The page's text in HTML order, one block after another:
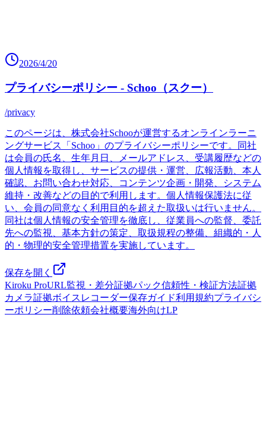
2026/4/20
プライバシーポリシー - Schoo（スクー）
/privacy
このページは、株式会社Schooが運営するオンラインラーニ
ングサービス「Schoo」のプライバシーポリシーです。同社
は会員の氏名、生年月日、メールアドレス、受講履歴などの
個人情報を取得し、サービスの提供・運営、広報活動、本人
確認、お問い合わせ対応、コンテンツ企画・開発、システム
維持・改善などの目的で利用します。個人情報保護法に従
い、会員の同意なく利用目的を超えた取扱いは行いません。
同社は個人情報の安全管理を徹底し、従業員への監督、委託
先への監視、基本方針の策定、取扱規程の整備、組織的・人
的・物理的安全管理措置を実施しています。
保存を開く
Kiroku ProURL監視・差分証拠パック信頼性・検証方法証拠
カメラ証拠ボイスレコーダー保存ガイド利用規約プライバシ
ーポリシー削除依頼会社概要海外向けLP